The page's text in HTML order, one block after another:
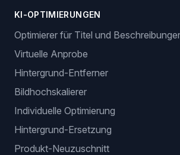
KI-OPTIMIERUNGEN
Optimierer für Titel und
Virtuelle Anprobe
Hintergrund-Entferner
Bildhochskalierer
Individuelle Optimierung
Hintergrund-Ersetzung
Produkt-Neuzuschnitt